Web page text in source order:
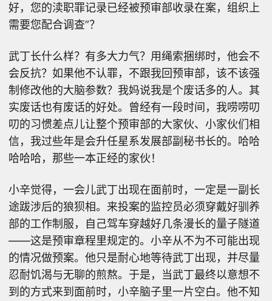
好，您的渎职罪记录已经被预审部收录在案，组织上
需要您配合调查”？
武丁长什么样？有多大力气？用绳索捆绑时，他会不
会反抗？如果他不认罪，不跟我回预审部，该不该强
制修改他的大脑参数？我妈说我是个废话多的人。其
实废话也有废话的好处。曾经有一段时间，我唠唠叨
叨的习惯差点儿让整个预审部的大家伙、小家伙们相
信，我过些年是会升任星系发展部副秘书长的。哈哈
哈哈哈，那些一本正经的家伙！
小辛觉得，一会儿武丁出现在面前时，一定是一副长
途跋涉后的狼狈相。来投案的监控员必须穿戴好驯养
部的工作制服，自己驾车穿越好几条漫长的量子隧道
——这是预审章程里规定的。小辛从不为不可能出现
的情况做预案。他只是耐心地等待武丁出现，并尽量
忍耐饥渴与无聊的煎熬。于是，当武丁最终以意想不
到的方式来到面前时，小辛脑子里一片空白。他不知